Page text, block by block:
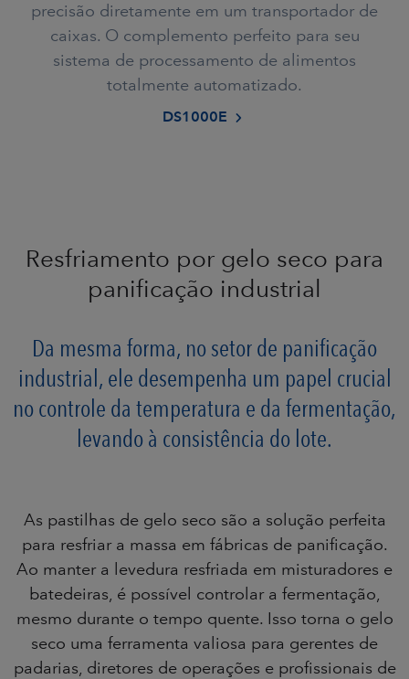
precisão diretamente em um transportador de
caixas. O complemento perfeito para seu
sistema de processamento de alimentos
totalmente automatizado.
DS1000E
Resfriamento por gelo seco para
panificação industrial
Da mesma forma, no setor de panificação
industrial, ele desempenha um papel crucial
no controle da temperatura e da fermentação,
levando à consistência do lote.
As pastilhas de gelo seco são a solução perfeita
para resfriar a massa em fábricas de panificação.
Ao manter a levedura resfriada em misturadores e
batedeiras, é possível controlar a fermentação,
mesmo durante o tempo quente. Isso torna o gelo
seco uma ferramenta valiosa para gerentes de
padarias, diretores de operações e profissionais de